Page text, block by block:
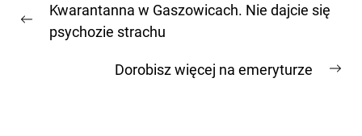
wpisu
Previous
Kwarantanna w Gaszowicach. Nie dajcie się
psychozie strachu
Dorobisz więcej na emeryturze